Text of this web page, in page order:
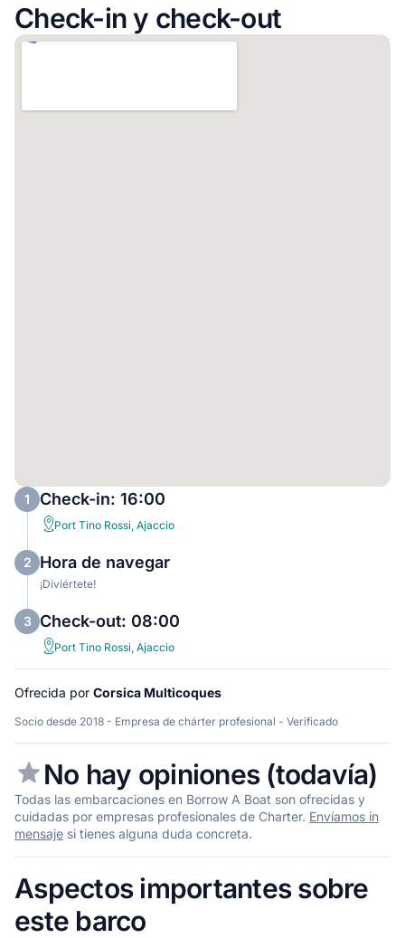
Check-in y check-out
1 Check-in: 16:00
Port Tino Rossi, Ajaccio
2 Hora de navegar
¡Diviértete!
3 Check-out: 08:00
Port Tino Rossi, Ajaccio
Ofrecida por Corsica Multicoques
Socio desde 2018 - Empresa de chárter profesional - Verificado
No hay opiniones (todavía)
Todas las embarcaciones en Borrow A Boat son ofrecidas y
cuidadas por empresas profesionales de Charter. Envíamos in
mensaje si tienes alguna duda concreta.
Aspectos importantes sobre
este barco